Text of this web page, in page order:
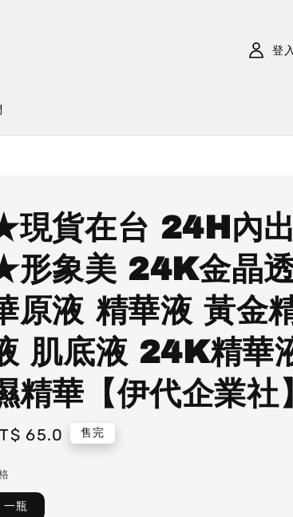
登入
現貨在台 24H內
形象美 24K金晶
原液 精華液 黃金
肌底液 24K精華
精華【伊代企業社
65.0 售完
一瓶